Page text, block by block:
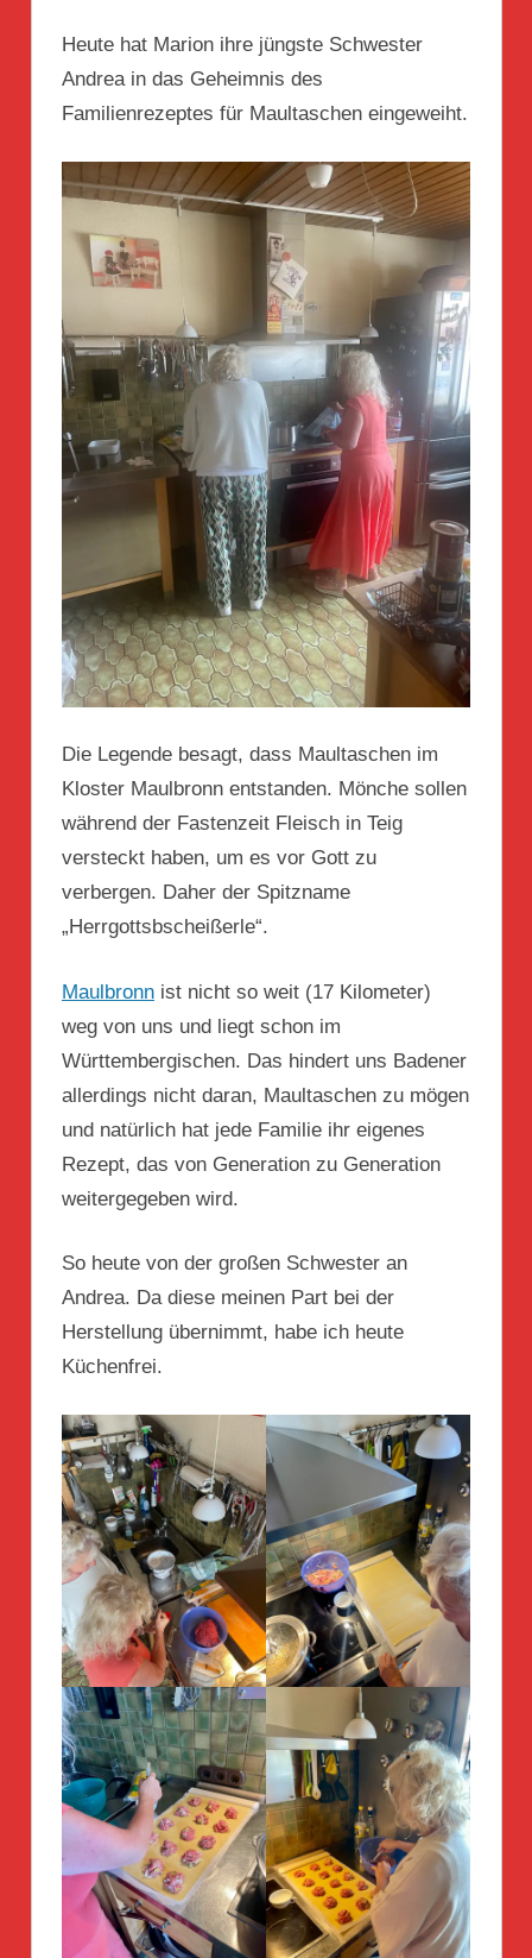
Heute hat Marion ihre jüngste Schwester
Andrea in das Geheimnis des
Familienrezeptes für Maultaschen eingeweiht.
Die Legende besagt, dass Maultaschen im
Kloster Maulbronn entstanden. Mönche sollen
während der Fastenzeit Fleisch in Teig
versteckt haben, um es vor Gott zu
verbergen. Daher der Spitzname
„Herrgottsbscheißerle“.
Maulbronn ist nicht so weit (17 Kilometer)
weg von uns und liegt schon im
Württembergischen. Das hindert uns Badener
allerdings nicht daran, Maultaschen zu mögen
und natürlich hat jede Familie ihr eigenes
Rezept, das von Generation zu Generation
weitergegeben wird.
So heute von der großen Schwester an
Andrea. Da diese meinen Part bei der
Herstellung übernimmt, habe ich heute
Küchenfrei.